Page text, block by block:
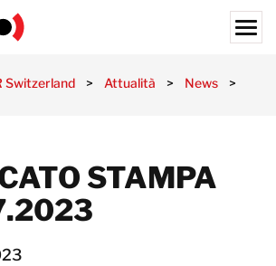
Switzerland > Attualità > News >
STAMPA